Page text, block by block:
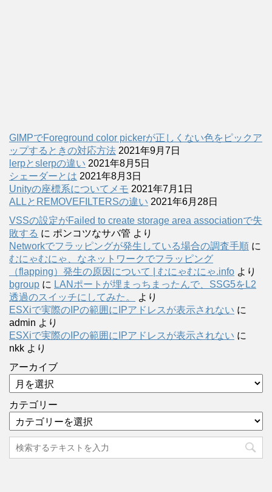
GIMPでForeground color pickerが正しくない色をピックア
ップするときの対応方法 2021年9月7日
lerpとslerpの違い 2021年8月5日
シェーダーとは 2021年8月3日
Unityの座標系についてメモ 2021年7月1日
ALLとREMOVEFILTERSの違い 2021年6月28日
VSSの設定がFailed to create storage area associationで失
敗する に ポンコツなサバ管 より
Networkでフラッピングが発生している場合の調査手順 に
むにゃむにゃ、なネットワークでフラッピング
（flapping）発生の原因について | むにゃむにゃ.info より
bgroup に LANポートが埋まっちまったんで、SSG5をL2
透過のスイッチにしてみた。
より
ESXiで実際のIPの範囲にIPアドレスが表示されない に
admin より
ESXiで実際のIPの範囲にIPアドレスが表示されない に
nkk より
アーカイブ
カテゴリー